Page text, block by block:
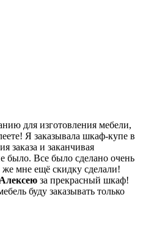
для изготовления мебели,
Я заказывала шкаф-купе в
заказа и заканчивая
было. Все было сделано очень
мне ещё скидку сделали!
Алексею за прекрасный шкаф!
буду заказывать только